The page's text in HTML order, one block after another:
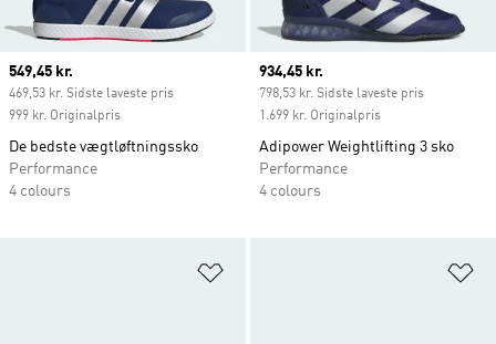
Current price
549,45 kr.
469,53 kr. Sidste laveste pris
999 kr. Originalpris
De bedste vægtløftningssko
Performance
4 colours
Current price
934,45 kr.
798,53 kr. Sidste laveste pris
1.699 kr. Originalpris
Adipower Weightlifting 3 sko
Performance
4 colours